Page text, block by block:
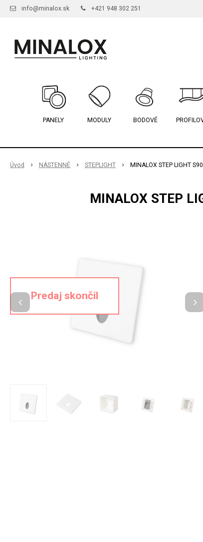
info@minalox.sk +421 948 302 251
PANELY MODULY BODOVÉ
Úvod NÁSTENNÉ STEPLIGHT MINALOX STEP LIGHT
MINALOX STEP